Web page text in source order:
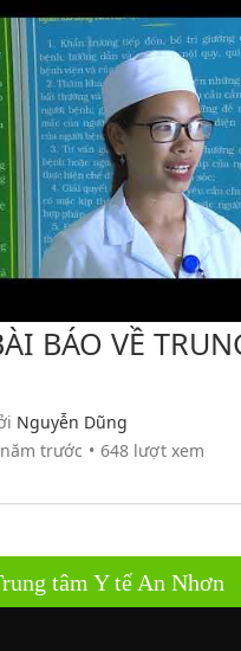
BÁO VỀ
Nguyễn Dũng
trước
648 lượt xem
tâm Y tế An Nhơn